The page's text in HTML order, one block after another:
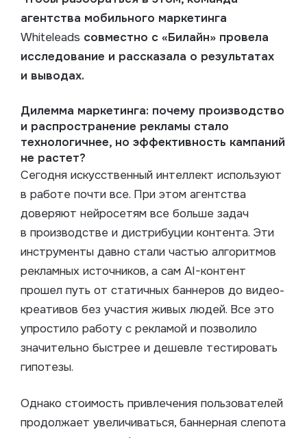
агентства мобильного маркетинга
Whiteleads совместно с «Билайн» провела
исследование и рассказала о результатах
и выводах.
Дилемма маркетинга: почему производство
и распространение рекламы стало
технологичнее, но эффективность кампаний
не растет?
Сегодня искусственный интеллект используют
в работе почти все. При этом агентства
доверяют нейросетям все больше задач
в производстве и дистрибуции контента. Эти
инструменты давно стали частью алгоритмов
рекламных источников, а сам AI-контент
прошел путь от статичных баннеров до видео-
креативов без участия живых людей. Все это
упростило работу с рекламой и позволило
значительно быстрее и дешевле тестировать
гипотезы.
Однако стоимость привлечения пользователей
продолжает увеличиваться, баннерная слепота